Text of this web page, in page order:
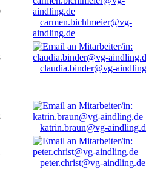
carmen.bichlmeier@vg-
aindling.de
claudia.binder@vg-
katrin.braun@vg-
peter.christ@vg-aindling.de